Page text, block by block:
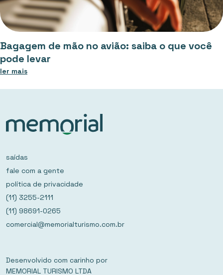
Bagagem de mão no avião: saiba o que você
pode levar
ler mais
saídas
fale com a gente
política de privacidade
(11) 3255-2111
(11) 98691-0265
comercial@memorialturismo.com.br
Desenvolvido com carinho por
MEMORIAL TURISMO LTDA